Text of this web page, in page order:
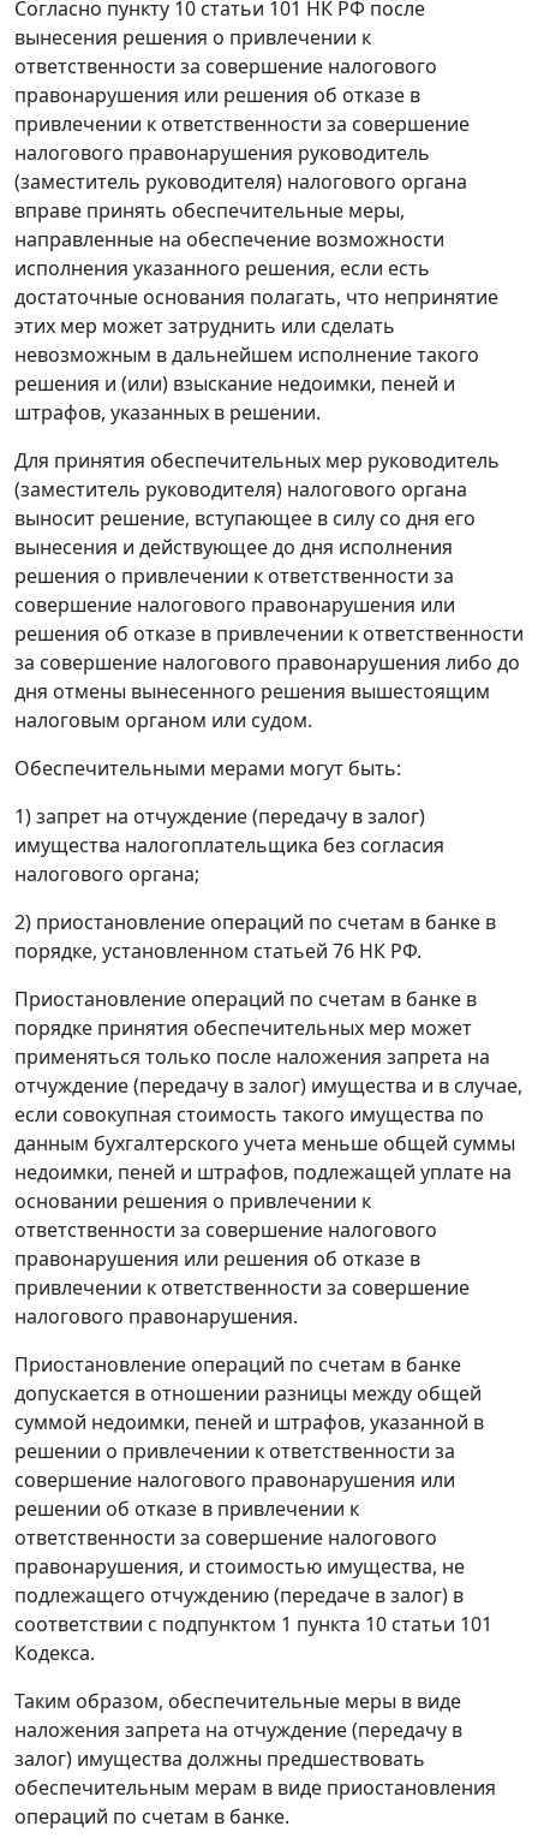
Согласно пункту 10 статьи 101 НК РФ после
вынесения решения о привлечении к
ответственности за совершение налогового
правонарушения или решения об отказе в
привлечении к ответственности за совершение
налогового правонарушения руководитель
(заместитель руководителя) налогового органа
вправе принять обеспечительные меры,
направленные на обеспечение возможности
исполнения указанного решения, если есть
достаточные основания полагать, что непринятие
этих мер может затруднить или сделать
невозможным в дальнейшем исполнение такого
решения и (или) взыскание недоимки, пеней и
штрафов, указанных в решении.
Для принятия обеспечительных мер руководитель
(заместитель руководителя) налогового органа
выносит решение, вступающее в силу со дня его
вынесения и действующее до дня исполнения
решения о привлечении к ответственности за
совершение налогового правонарушения или
решения об отказе в привлечении к ответственности
за совершение налогового правонарушения либо до
дня отмены вынесенного решения вышестоящим
налоговым органом или судом.
Обеспечительными мерами могут быть:
1) запрет на отчуждение (передачу в залог)
имущества налогоплательщика без согласия
налогового органа;
2) приостановление операций по счетам в банке в
порядке, установленном статьей 76 НК РФ.
Приостановление операций по счетам в банке в
порядке принятия обеспечительных мер может
применяться только после наложения запрета на
отчуждение (передачу в залог) имущества и в случае,
если совокупная стоимость такого имущества по
данным бухгалтерского учета меньше общей суммы
недоимки, пеней и штрафов, подлежащей уплате на
основании решения о привлечении к
ответственности за совершение налогового
правонарушения или решения об отказе в
привлечении к ответственности за совершение
налогового правонарушения.
Приостановление операций по счетам в банке
допускается в отношении разницы между общей
суммой недоимки, пеней и штрафов, указанной в
решении о привлечении к ответственности за
совершение налогового правонарушения или
решении об отказе в привлечении к
ответственности за совершение налогового
правонарушения, и стоимостью имущества, не
подлежащего отчуждению (передаче в залог) в
соответствии с подпунктом 1 пункта 10 статьи 101
Кодекса.
Таким образом, обеспечительные меры в виде
наложения запрета на отчуждение (передачу в
залог) имущества должны предшествовать
обеспечительным мерам в виде приостановления
операций по счетам в банке.